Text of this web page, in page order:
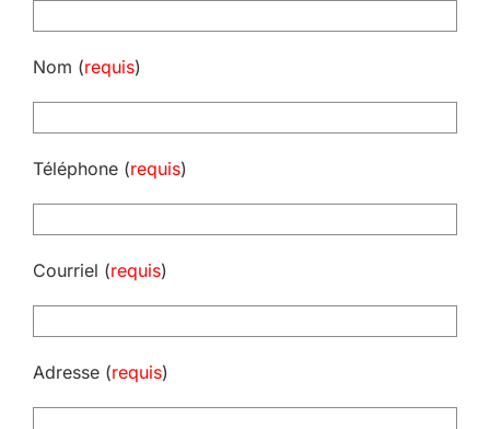
Nom (requis)
Téléphone (requis)
Courriel (requis)
Adresse (requis)